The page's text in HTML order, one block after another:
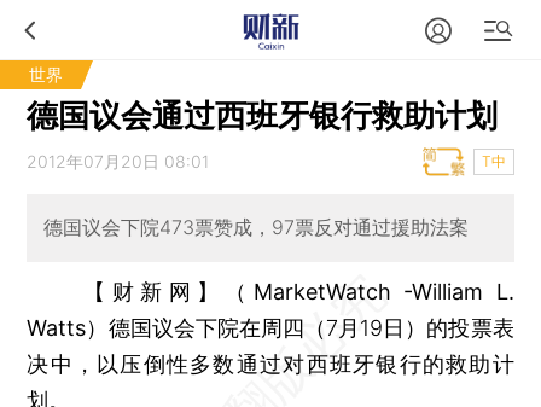
世界
德国议会通过西班牙银行救助计划
2012年07月20日 08:01 T中
德国议会下院473票赞成，97票反对通过援助法案
【财新网】（MarketWatch -William L.
Watts） 德国议会下院在周四（7月19日）的投票表
决中，以压倒性多数通过对西班牙银行的救助计
划。